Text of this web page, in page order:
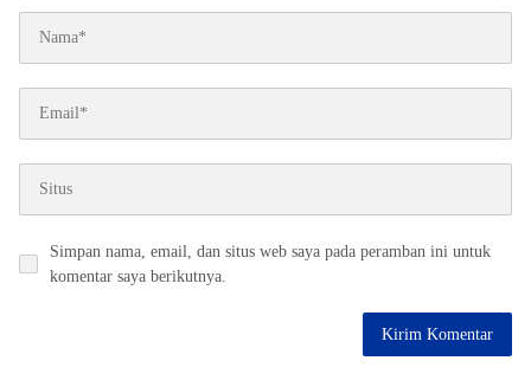
Simpan nama, email, dan situs web saya pada peramban ini untuk
komentar saya berikutnya.